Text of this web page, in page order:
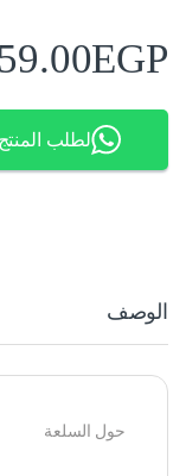
59.00EGP
لطلب
الوصف
حول السلعة